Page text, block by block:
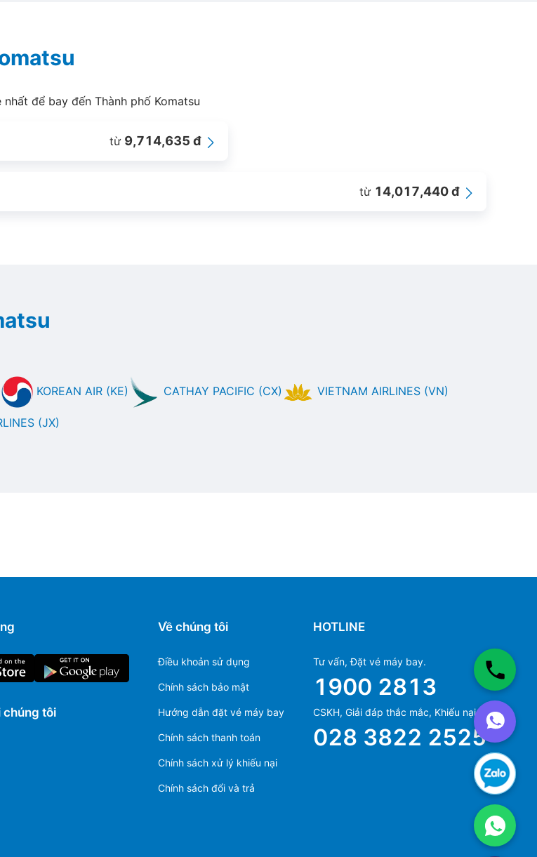
để bay đến Thành phố Komatsu
từ 9,714,635 đ
từ 14,017,440 đ
KOREAN AIR (KE) CATHAY PACIFIC (CX) VIETNAM AIRLINES (VN)
(JX)
chúng tôi
Về chúng tôi
Điều khoản sử dụng
Chính sách bảo mật
Hướng dẫn đặt vé máy bay
Chính sách thanh toán
Chính sách xử lý khiếu nại
Chính sách đổi và trả
HOTLINE
Tư vấn, Đặt vé máy bay.
1900 2813
CSKH, Giải đáp thắc mắc, Khiếu nại.
028 3822 2525
Ms Hằng
(+84) 70 854 1213
Ms Huỳnh